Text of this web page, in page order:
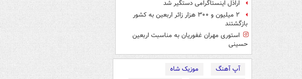
اراذل اینستاگرامی دستگیر شد
۲ میلیون و ۳۰۰ هزار زائر اربعین به کشور
بازگشتند
استوری مهران غفوریان به مناسبت اربعین
حسینی
آپ آهنگ موزیک شاه